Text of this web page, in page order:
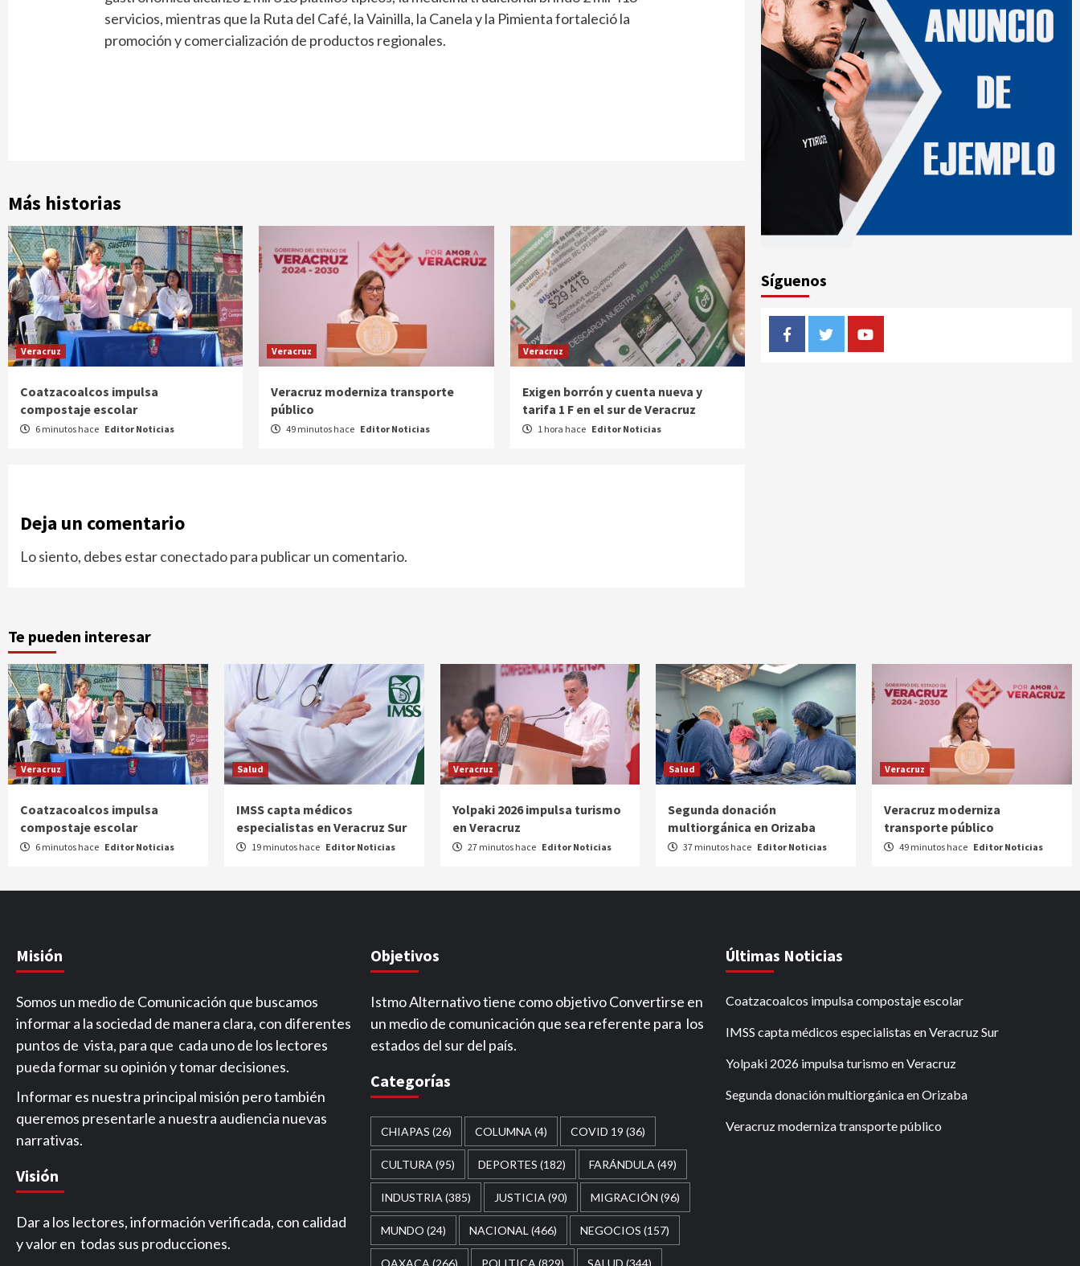
servicios, mientras que la Ruta del Café, la Vainilla, la Canela y la Pimienta fortaleció la
promoción y comercialización de productos regionales.
Más historias
Veracruz
Coatzacoalcos impulsa
compostaje escolar
6 minutos hace Editor Noticias
Veracruz
Veracruz moderniza transporte
público
49 minutos hace Editor Noticias
Veracruz
Exigen borrón y cuenta nueva y
tarifa 1 F en el sur de Veracruz
1 hora hace Editor Noticias
Deja un comentario
Lo siento, debes estarconectadopara publicar un comentario.
Síguenos
FacebookTwitterYoutube
Te pueden interesar
Veracruz
Coatzacoalcos impulsa
compostaje escolar
6 minutos hace Editor Noticias
Salud
IMSS capta médicos
especialistas en Veracruz Sur
19 minutos hace Editor Noticias
Veracruz
Yolpaki 2026 impulsa turismo
en Veracruz
27 minutos hace Editor Noticias
Salud
Segunda donación
multiorgánica en Orizaba
37 minutos hace Editor Noticias
Veracruz
Veracruz moderniza
transporte público
49 minutos hace Editor Noticias
Misión
Somos un medio de Comunicación que buscamos
informar a la sociedad de manera clara, con diferentes
puntos de vista, para que cada uno de los lectores
pueda formar su opinión y tomar decisiones.
Informar es nuestra principal misión pero también
queremos presentarle a nuestra audiencia nuevas
narrativas.
Visión
Dar a los lectores, información verificada, con calidad
y valor en todas sus producciones.
Objetivos
Istmo Alternativo tiene como objetivo Convertirse en
un medio de comunicación que sea referente para los
estados del sur del país.
Categorías
CHIAPAS (26) COLUMNA (4) COVID 19 (36)
CULTURA (95) DEPORTES (182) FARÁNDULA (49)
INDUSTRIA (385) JUSTICIA (90) MIGRACIÓN (96)
MUNDO (24) NACIONAL (466) NEGOCIOS (157)
Últimas Noticias
Coatzacoalcos impulsa compostaje escolar
IMSS capta médicos especialistas en Veracruz Sur
Yolpaki 2026 impulsa turismo en Veracruz
Segunda donación multiorgánica en Orizaba
Veracruz moderniza transporte público